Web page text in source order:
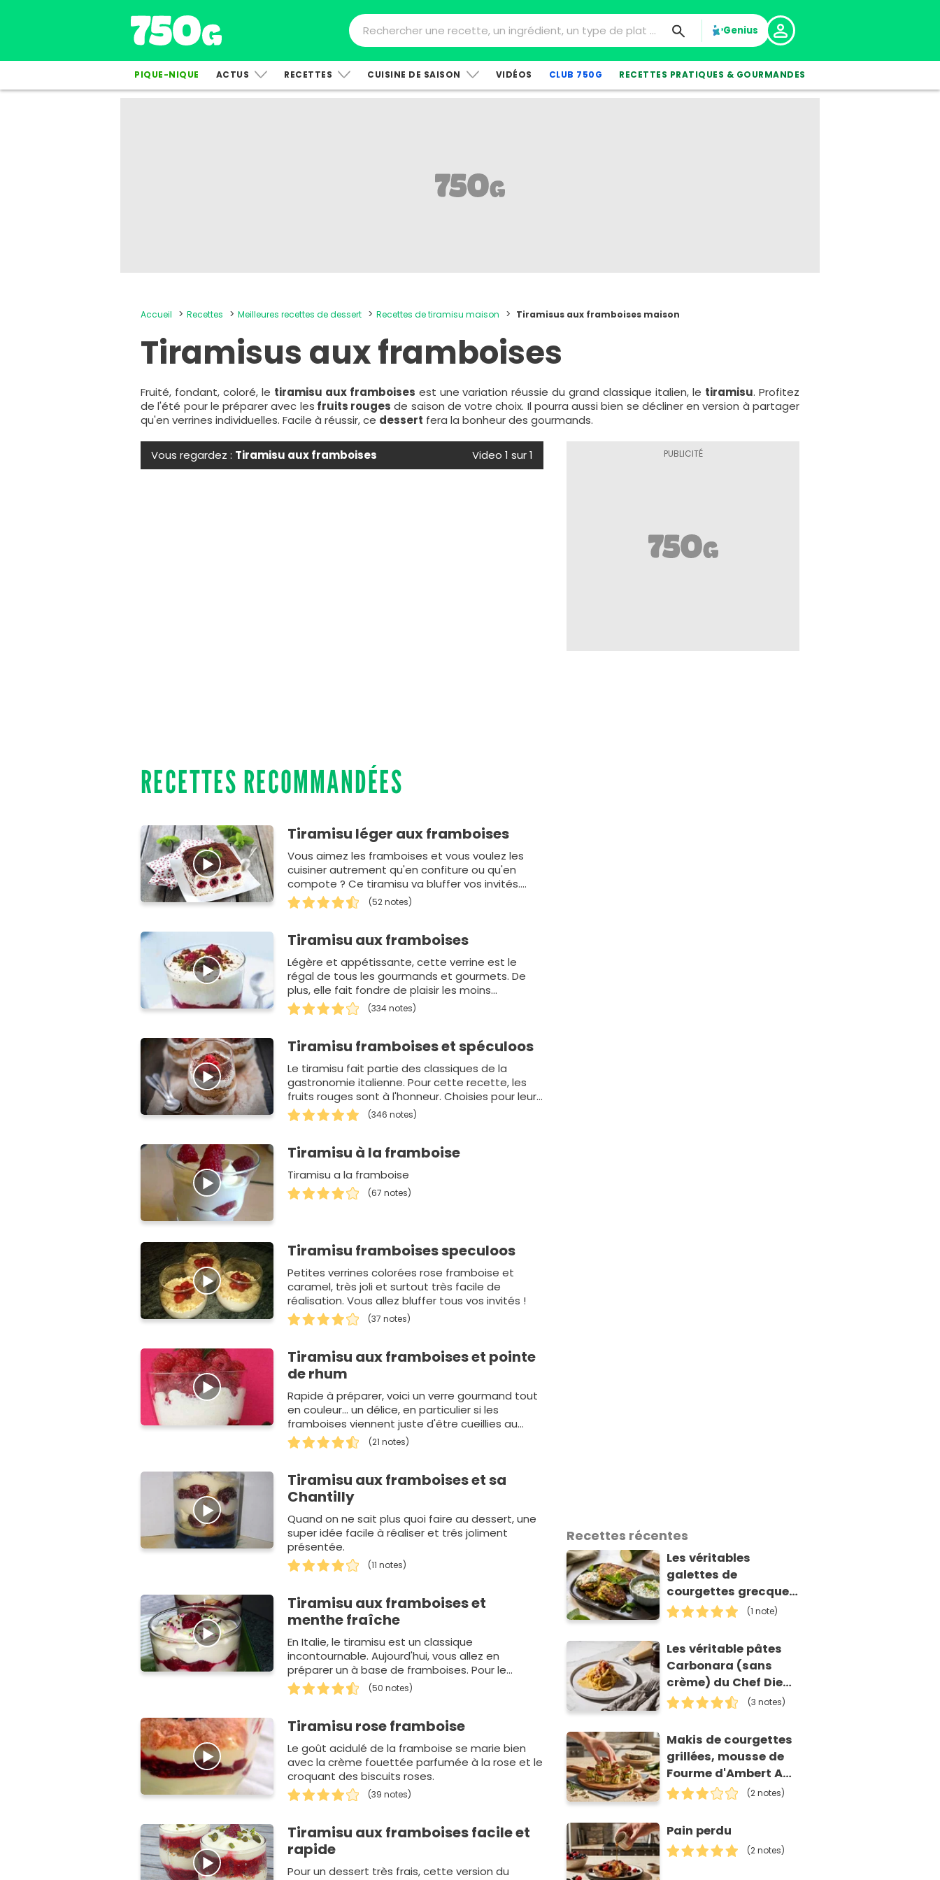
Genius
PIQUE-NIQUE ACTUS RECETTES CUISINE DE SAISON VIDÉOS CLUB 750G RECETTES PRATIQUES & GOURMANDES
Accueil Recettes Meilleures recettes de dessert Recettes de tiramisu maison Tiramisus aux framboises maison
Tiramisus aux framboises
Fruité, fondant, coloré, le tiramisu aux framboises est une variation réussie du grand classique italien, le tiramisu. Profitez
de l'été pour le préparer avec les fruits rouges de saison de votre choix. Il pourra aussi bien se décliner en version à partager
qu'en verrines individuelles. Facile à réussir, ce dessert fera la bonheur des gourmands.
Vous regardez : Tiramisu aux framboises Video 1 sur 1
RECETTES RECOMMANDÉES
Tiramisu léger aux framboises
Vous aimez les framboises et vous voulez les
cuisiner autrement qu'en confiture ou qu'en
compote ? Ce tiramisu va bluffer vos invités.
Pour le réussir…
(52 notes)
Tiramisu aux framboises
Légère et appétissante, cette verrine est le
régal de tous les gourmands et gourmets. De
plus, elle fait fondre de plaisir les moins
gourmands...
(334 notes)
Tiramisu framboises et spéculoos
Le tiramisu fait partie des classiques de la
gastronomie italienne. Pour cette recette, les
fruits rouges sont à l'honneur. Choisies pour leur
saveur si part…
(346 notes)
Tiramisu à la framboise
Tiramisu a la framboise
(67 notes)
Tiramisu framboises speculoos
Petites verrines colorées rose framboise et
caramel, très joli et surtout très facile de
réalisation. Vous allez bluffer tous vos invités !
(37 notes)
Tiramisu aux framboises et pointe
de rhum
Rapide à préparer, voici un verre gourmand tout
en couleur... un délice, en particulier si les
framboises viennent juste d'être cueillies au
jardin !
(21 notes)
Tiramisu aux framboises et sa
Chantilly
Quand on ne sait plus quoi faire au dessert, une
super idée facile à réaliser et trés joliment
présentée.
(11 notes)
Tiramisu aux framboises et
menthe fraîche
En Italie, le tiramisu est un classique
incontournable. Aujourd'hui, vous allez en
préparer un à base de framboises. Pour le
réussir, vous…
(50 notes)
Tiramisu rose framboise
Le goût acidulé de la framboise se marie bien
avec la crème fouettée parfumée à la rose et le
croquant des biscuits roses.
(39 notes)
Tiramisu aux framboises facile et
rapide
Pour un dessert très frais, cette version du
Recettes récentes
Les véritables
galettes de
courgettes grecques
(kolokithokeftedes)
(1 note)
Les véritable pâtes
Carbonara (sans
crème) du Chef Diego
Accettulli
(3 notes)
Makis de courgettes
grillées, mousse de
Fourme d'Ambert AOP
et tomates séchées
(2 notes)
Pain perdu
(2 notes)